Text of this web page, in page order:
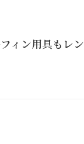
ィン用具もレン